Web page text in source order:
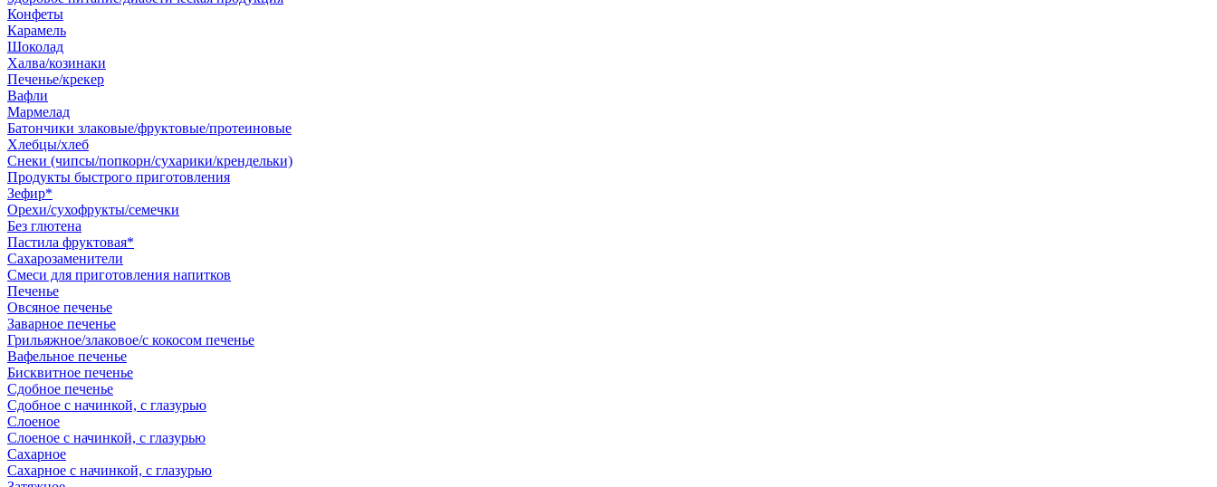
Конфеты
Карамель
Шоколад
Халва/козинаки
Печенье/крекер
Вафли
Мармелад
Батончики злаковые/фруктовые/протеиновые
Хлебцы/хлеб
Снеки (чипсы/попкорн/сухарики/крендельки)
Продукты быстрого приготовления
Зефир*
Орехи/сухофрукты/семечки
Без глютена
Пастила фруктовая*
Сахарозаменители
Смеси для приготовления напитков
Печенье
Овсяное печенье
Заварное печенье
Грильяжное/злаковое/с кокосом печенье
Вафельное печенье
Бисквитное печенье
Сдобное печенье
Сдобное с начинкой, с глазурью
Слоеное
Слоеное с начинкой, с глазурью
Сахарное
Сахарное с начинкой, с глазурью